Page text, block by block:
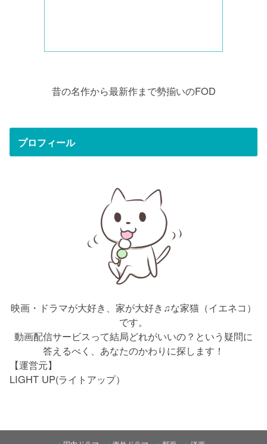
昔の名作から最新作まで勢揃いのFOD
プロフィール
映画・ドラマが大好き、家が大好き♫な家猫（イエネコ）
です。
動画配信サービスって結局どれがいいの？という疑問に
答えるべく、あなたのかわりに探します！
【運営元】
LIGHT UP(ライトアップ）